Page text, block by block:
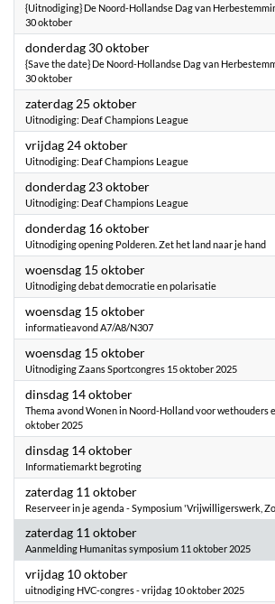
{Uitnodiging} De Noord-Hollandse Dag van
30 oktober
donderdag 30 oktober2025
{Save the date} De Noord-Hollandse Dag van
30 oktober
zaterdag 25 oktober2025
Uitnodiging: Deaf Champions League
vrijdag 24 oktober2025
Uitnodiging: Deaf Champions League
donderdag 23 oktober2025
Uitnodiging: Deaf Champions League
donderdag 16 oktober2025
Uitnodiging opening Polderen. Zet het land naar je hand
woensdag 15 oktober2025
Uitnodiging debat democratie en polarisatie
woensdag 15 oktober2025
informatieavond A7/A8/N307
woensdag 15 oktober2025
Uitnodiging Zaans Sportcongres 15 oktober 2025
dinsdag 14 oktober2025
Thema avond Wonen in Noord-Holland voor wethouders
oktober 2025
dinsdag 14 oktober2025
Informatiemarkt begroting
zaterdag 11 oktober2025
Reserveer in je agenda - Symposium 'Vrijwilligerswerk,
zaterdag 11 oktober2025
Aanmelding Humanitas symposium 11 oktober 2025
vrijdag 10 oktober2025
uitnodiging HVC-congres - vrijdag 10 oktober 2025